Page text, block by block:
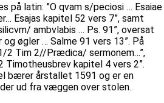
latin: ”O qvam s/peciosi … Esaiae
Esajas kapitel 52 vers 7”, samt
ambvlabis … Ps. 91”, oversat
øgler … Salme 91 vers 13”. På
2 Tim 2//Prædica/ sermonem…”,
kapitel 4 vers 2”.
bærer årstallet 1591 og er en
ud fra væggen over stolen.